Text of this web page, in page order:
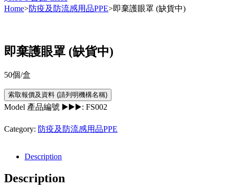
Home>防疫及防流感用品PPE>即棄護眼罩 (缺貨中)
即棄護眼罩 (缺貨中)
50個/盒
Model 產品編號 ▶️▶️▶️: FS002
Category: 防疫及防流感用品PPE
Description
Description